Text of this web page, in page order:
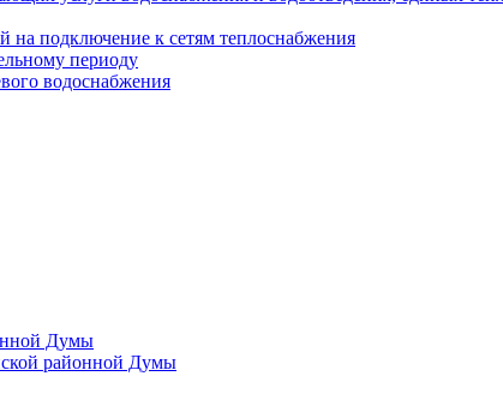
на подключение к сетям теплоснабжения
периоду
водоснабжения
Думы
районной Думы